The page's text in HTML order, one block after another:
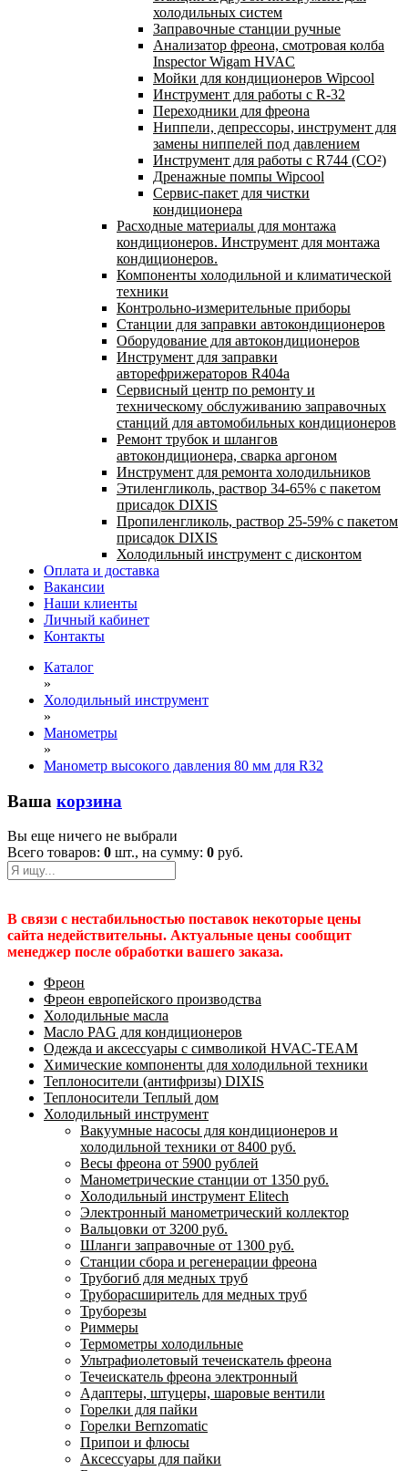
холодильных систем
Заправочные станции ручные
Анализатор фреона, смотровая колба
Inspector Wigam HVAC
Мойки для кондиционеров Wipcool
Инструмент для работы с R-32
Переходники для фреона
Ниппели, депрессоры, инструмент для
замены ниппелей под давлением
Инструмент для работы с R744 (CO²)
Дренажные помпы Wipcool
Сервис-пакет для чистки
кондиционера
Расходные материалы для монтажа
кондиционеров. Инструмент для монтажа
кондиционеров.
Компоненты холодильной и климатической
техники
Контрольно-измерительные приборы
Станции для заправки автокондиционеров
Оборудование для автокондиционеров
Инструмент для заправки
авторефрижераторов R404a
Сервисный центр по ремонту и
техническому обслуживанию заправочных
станций для автомобильных кондиционеров
Ремонт трубок и шлангов
автокондиционера, сварка аргоном
Инструмент для ремонта холодильников
Этиленгликоль, раствор 34-65% с пакетом
присадок DIXIS
Пропиленгликоль, раствор 25-59% с пакетом
присадок DIXIS
Холодильный инструмент с дисконтом
Оплата и доставка
Вакансии
Наши клиенты
Личный кабинет
Контакты
Каталог
»
Холодильный инструмент
»
Манометры
»
Манометр высокого давления 80 мм для R32
Ваша корзина
Вы еще ничего не выбрали
Всего товаров: 0 шт., на сумму: 0 руб.
В связи с нестабильностью поставок некоторые цены
сайта недействительны. Актуальные цены сообщит
менеджер после обработки вашего заказа.
Фреон
Фреон европейского производства
Холодильные масла
Масло PAG для кондиционеров
Одежда и аксессуары с символикой HVAC-TEAM
Химические компоненты для холодильной техники
Теплоносители (антифризы) DIXIS
Теплоносители Теплый дом
Холодильный инструмент
Вакуумные насосы для кондиционеров и
холодильной техники от 8400 руб.
Весы фреона от 5900 рублей
Манометрические станции от 1350 руб.
Холодильный инструмент Elitech
Электронный манометрический коллектор
Вальцовки от 3200 руб.
Шланги заправочные от 1300 руб.
Станции сбора и регенерации фреона
Трубогиб для медных труб
Труборасширитель для медных труб
Труборезы
Риммеры
Термометры холодильные
Ультрафиолетовый течеискатель фреона
Течеискатель фреона электронный
Адаптеры, штуцеры, шаровые вентили
Горелки для пайки
Горелки Bernzomatic
Припои и флюсы
Аксессуары для пайки